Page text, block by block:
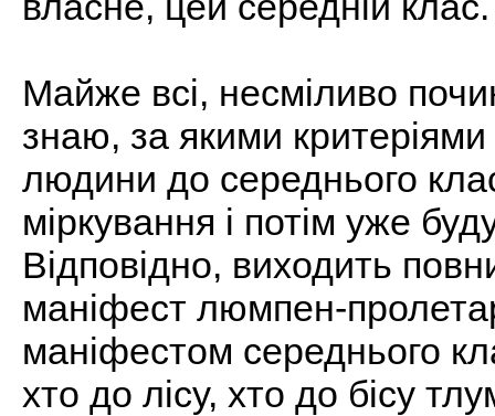
Майже всі, несміливо
знаю, за якими
людини до середнього
міркування і потім уже
Відповідно, виходить
маніфест люмпен-
маніфестом середнього
хто до лісу, хто до бісу